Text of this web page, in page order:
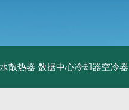
散热器 数据中心冷却器空冷器